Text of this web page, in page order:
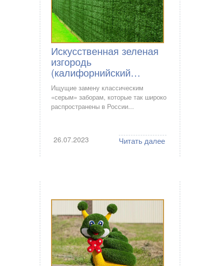
Искусственная зеленая
изгородь
(калифорнийский…
Ищущие замену классическим
«серым» заборам, которые так широко
распространены в России...
26.07.2023 Читать далее